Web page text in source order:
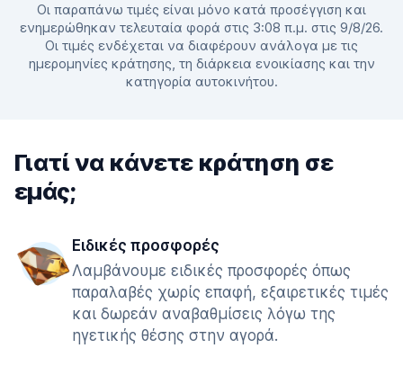
Οι παραπάνω τιμές είναι μόνο κατά προσέγγιση και
ενημερώθηκαν τελευταία φορά στις 3:08 π.μ. στις 9/8/26.
Οι τιμές ενδέχεται να διαφέρουν ανάλογα με τις
ημερομηνίες κράτησης, τη διάρκεια ενοικίασης και την
κατηγορία αυτοκινήτου.
Γιατί να κάνετε κράτηση σε
εμάς;
Ειδικές προσφορές
Λαμβάνουμε ειδικές προσφορές όπως
παραλαβές χωρίς επαφή, εξαιρετικές τιμές
και δωρεάν αναβαθμίσεις λόγω της
ηγετικής θέσης στην αγορά.